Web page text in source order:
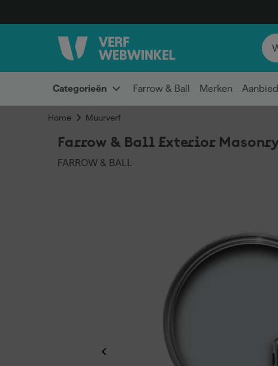
Categorieën Farrow & Ball Merken
Home Muurverf
Farrow & Ball Exterior
FARROW & BALL